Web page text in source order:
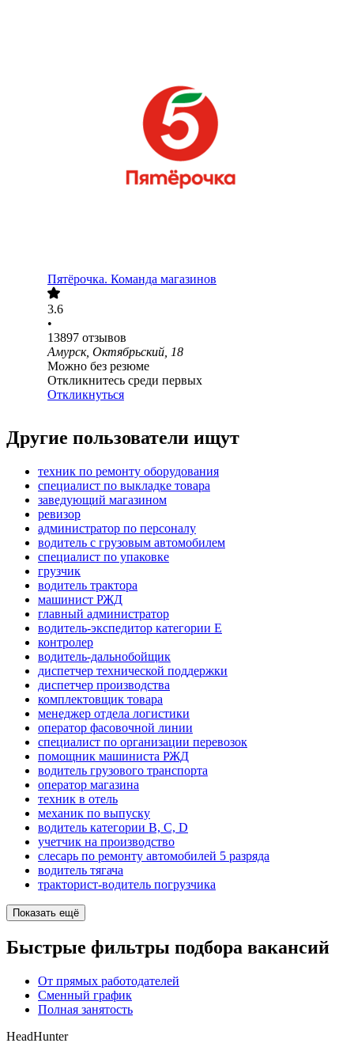
Пятёрочка. Команда магазинов
3.6
•
13897 отзывов
Амурск, Октябрьский, 18
Можно без резюме
Откликнитесь среди первых
Откликнуться
Другие пользователи ищут
техник по ремонту оборудования
специалист по выкладке товара
заведующий магазином
ревизор
администратор по персоналу
водитель с грузовым автомобилем
специалист по упаковке
грузчик
водитель трактора
машинист РЖД
главный администратор
водитель-экспедитор категории Е
контролер
водитель-дальнобойщик
диспетчер технической поддержки
диспетчер производства
комплектовщик товара
менеджер отдела логистики
оператор фасовочной линии
специалист по организации перевозок
помощник машиниста РЖД
водитель грузового транспорта
оператор магазина
техник в отель
механик по выпуску
водитель категории B, C, D
учетчик на производство
слесарь по ремонту автомобилей 5 разряда
водитель тягача
тракторист-водитель погрузчика
Показать ещё
Быстрые фильтры подбора вакансий
От прямых работодателей
Сменный график
Полная занятость
HeadHunter